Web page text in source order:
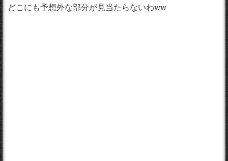
どこにも予想外な部分が見当たらないわww